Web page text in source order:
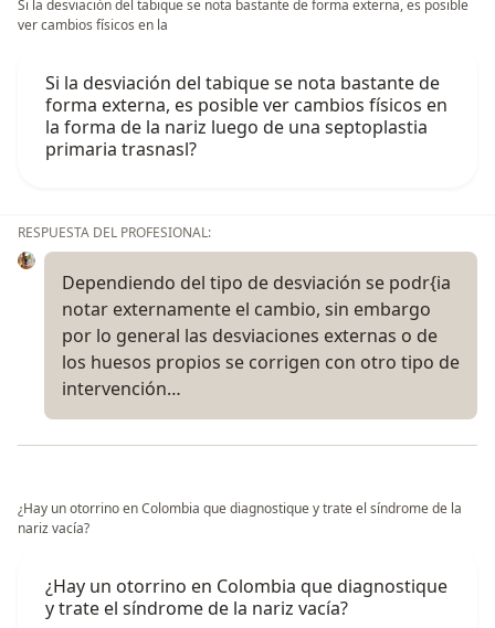
Si la desviación del tabique se nota bastante de forma externa, es posible
ver cambios físicos en la
Si la desviación del tabique se nota bastante de
forma externa, es posible ver cambios físicos en
la forma de la nariz luego de una septoplastia
primaria trasnasl?
RESPUESTA DEL PROFESIONAL:
Dependiendo del tipo de desviación se podr{ia
notar externamente el cambio, sin embargo
por lo general las desviaciones externas o de
los huesos propios se corrigen con otro tipo de
intervención…
¿Hay un otorrino en Colombia que diagnostique y trate el síndrome de la
nariz vacía?
¿Hay un otorrino en Colombia que diagnostique
y trate el síndrome de la nariz vacía?